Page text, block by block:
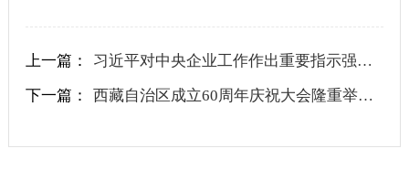
上一篇：
习近平对中央企业工作作出重要指示强调：充分认识职责使命更好服务党和国家工作大局 为中国式现代化建设贡献更大力量
下一篇：
西藏自治区成立60周年庆祝大会隆重举行 中共中央全国人大常委会国务院全国政协中央军委致电祝贺 习近平出席大会